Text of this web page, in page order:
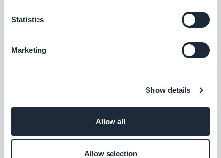
Statistics
Marketing
Show details
Allow all
Allow selection
Optimaliseer uw interne systemen en